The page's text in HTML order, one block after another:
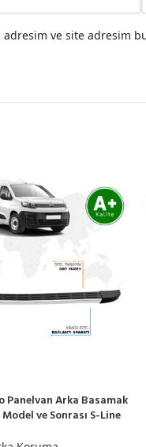
ve site adresim
Arka Basamak
ve Sonrası S-Line